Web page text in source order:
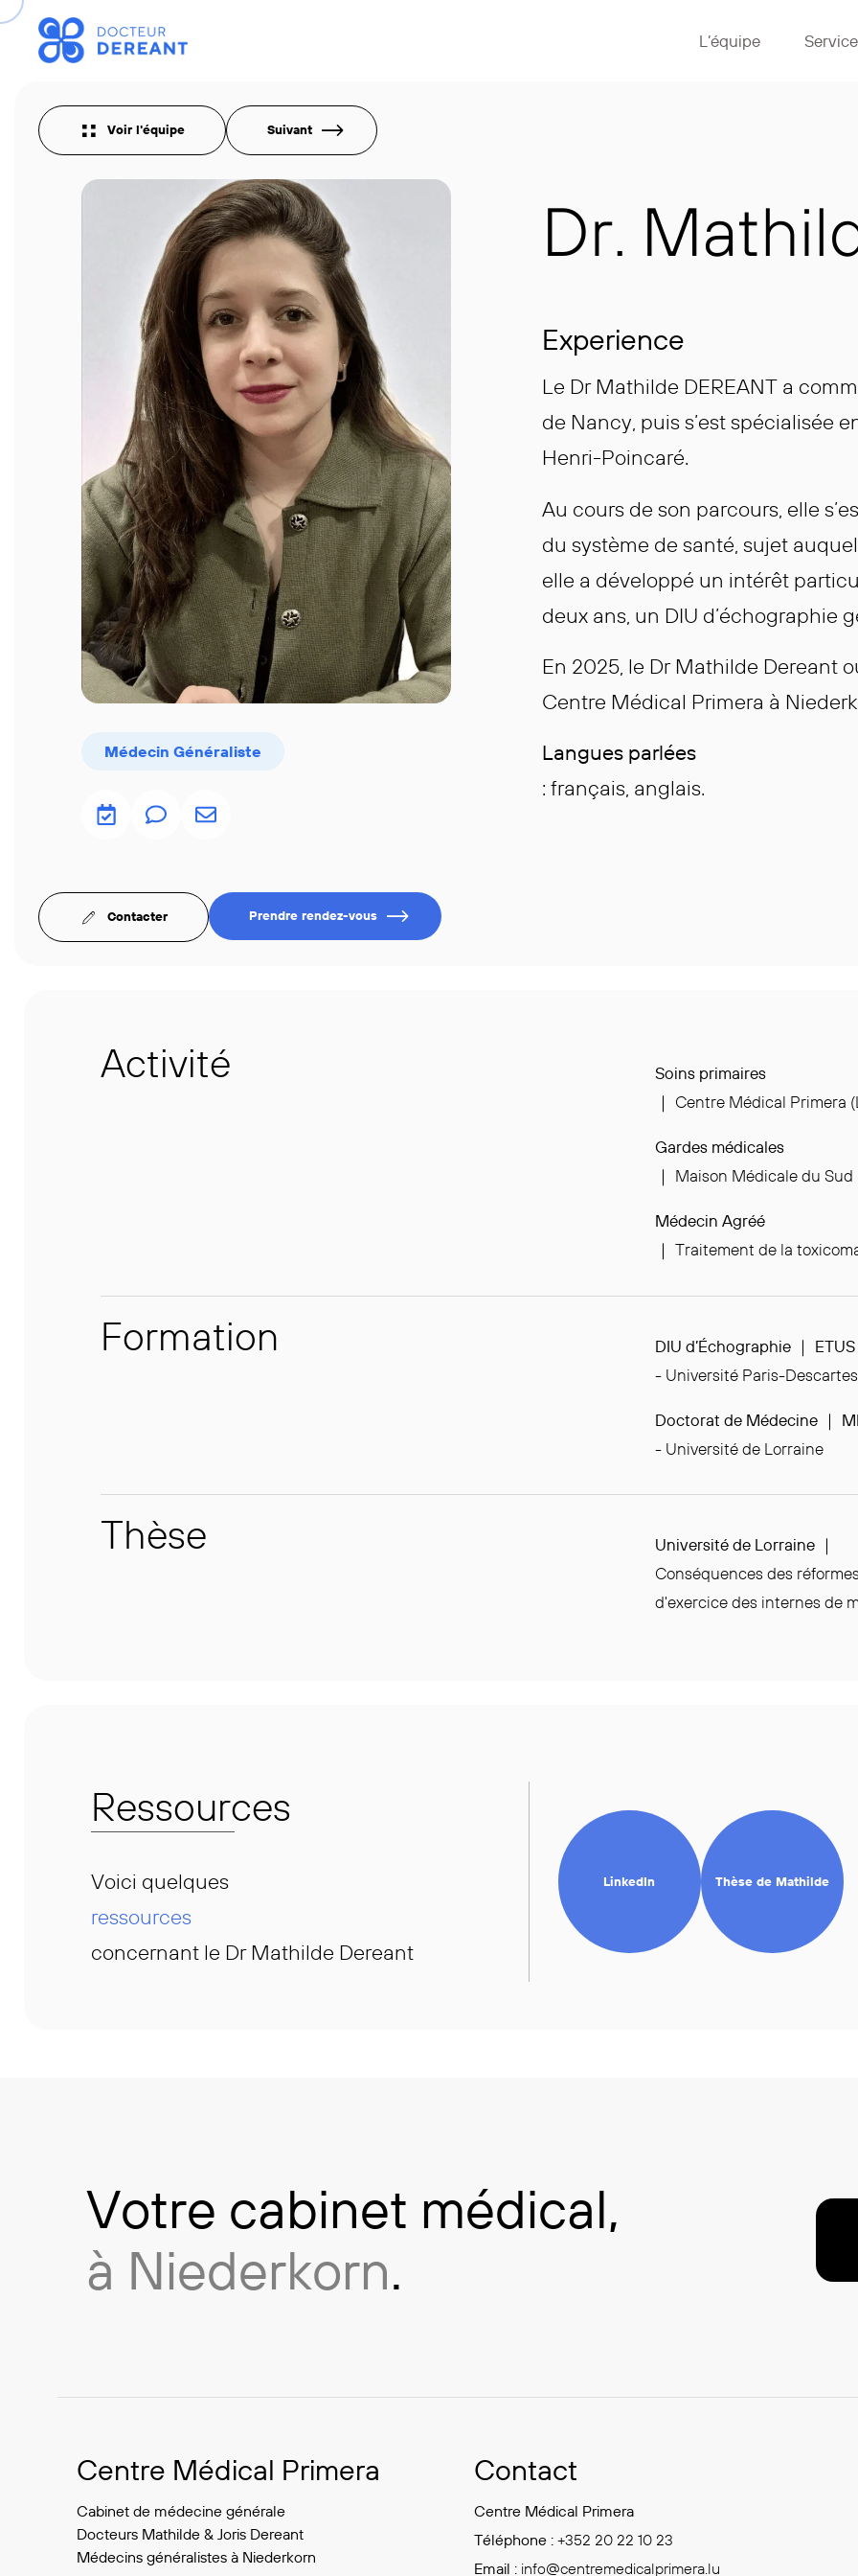
L’équipe
Voir l'équipe Suivant
Médecin Généraliste
Dr.
Experience
Le Dr Mathilde DEREANT a
de Nancy, puis s’est spécialisée
Henri-Poincaré.
Au cours de son parcours, elle
du système de santé, sujet
elle a développé un intérêt
deux ans, un DIU d’échographie
En 2025, le Dr Mathilde Dereant
Centre Médical Primera à
Langues parlées
: français, anglais.
Contacter Prendre rendez-vous
Activité
Soins primaires
｜ Centre Médical Primera
Gardes médicales
｜ Maison Médicale du Sud
Médecin Agréé
｜ Traitement de la
Formation
DIU d’Échographie ｜ ETUS
- Université Paris-Descartes
Doctorat de Médecine ｜
- Université de Lorraine
Thèse
Université de Lorraine ｜
Conséquences des
d'exercice des internes de
Ressources
Voici quelques
ressources
concernant le Dr Mathilde Dereant
LinkedIn Thèse de Mathilde
Votre cabinet médical,
à Niederkorn.
Informations du cabinet
Centre Médical Primera
Cabinet de médecine générale
Docteurs Mathilde & Joris Dereant
Médecins généralistes à Niederkorn
Contact
Centre Médical Primera
Téléphone : +352 20 22 10 23
Email : info@centremedicalprimera.lu